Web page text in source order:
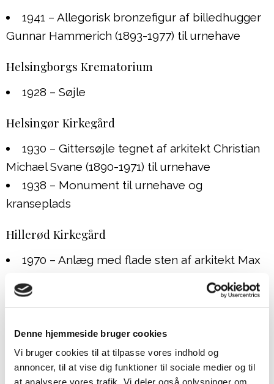
Denne hjemmeside bruger cookies
Vi bruger cookies til at tilpasse vores indhold og
annoncer, til at vise dig funktioner til sociale medier og til
at analysere vores trafik. Vi deler også oplysninger om
1941 – Allegorisk bronzefigur af billedhugger
Gunnar Hammerich (1893-1977) til urnehave
Helsingborgs Krematorium
1928 – Søjle
Helsingør Kirkegård
1930 – Gittersøjle tegnet af arkitekt Christian
Michael Svane (1890-1971) til urnehave
1938 – Monument til urnehave og
kranseplads
Hillerød Kirkegård
1970 – Anlæg med flade sten af arkitekt Max
Holbæk Kirkegård
1965 – Bronzestatuen ‘Pige lægger en buket’
af billedhugger Johannes Christian Hansen
(1903-1995) til urnefællesgrav